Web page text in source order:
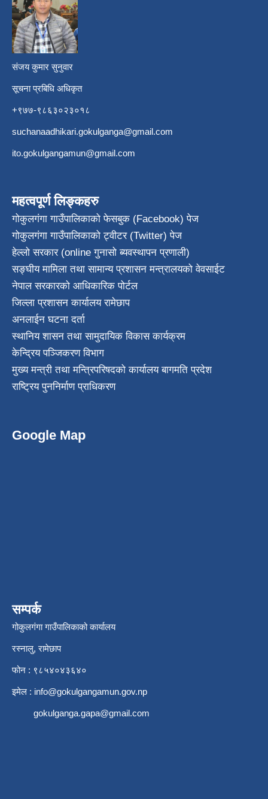
संजय कुमार सुनुवार
सूचना प्रबिधि अधिकृत
+९७७-९८६३०२३०१८
suchanaadhikari.gokulganga@gmail.com
ito.gokulgangamun@gmail.com
महत्वपूर्ण लिङ्कहरु
गोकुलगंगा गाउँपालिकाको फेसबुक (Facebook) पेज
गोकुलगंगा गाउँपालिकाको ट्वीटर (Twitter) पेज
हेल्लो सरकार (online गुनासो ब्यवस्थापन प्रणाली)
सङ्घीय मामिला तथा सामान्य प्रशासन मन्त्रालयको वेवसाईट
नेपाल सरकारको आधिकारिक पोर्टल
जिल्ला प्रशासन कार्यालय रामेछाप
अनलाईन घटना दर्ता
स्थानिय शासन तथा सामुदायिक विकास कार्यक्रम
केन्द्रिय पञ्जिकरण विभाग
मुख्य मन्त्री तथा मन्त्रिपरिषदको कार्यालय बागमति प्रदेश
राष्ट्रिय पुननिर्माण प्राधिकरण
Google Map
सम्पर्क
गोकुलगंगा गाउँपालिकाको कार्यालय
रस्नालु, रामेछाप
फोन : ९८५४०४३६४०
इमेल : info@gokulgangamun.gov.np
gokulganga.gapa@gmail.com